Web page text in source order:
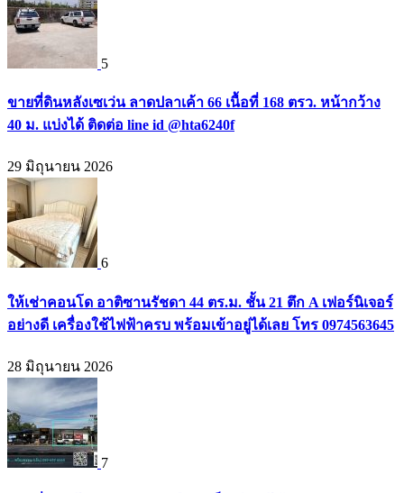
5
ขายที่ดินหลังเซเว่น ลาดปลาเค้า 66 เนื้อที่ 168 ตรว. หน้ากว้าง
40 ม. แบ่งได้ ติดต่อ line id @hta6240f
29 มิถุนายน 2026
6
ให้เช่าคอนโด อาติซานรัชดา 44 ตร.ม. ชั้น 21 ตึก A เฟอร์นิเจอร์
อย่างดี เครื่องใช้ไฟฟ้าครบ พร้อมเข้าอยู่ได้เลย โทร 0974563645
28 มิถุนายน 2026
7